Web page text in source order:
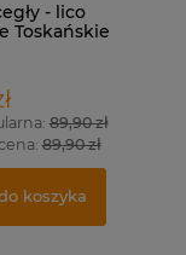
- lico
Toskańskie
89,90 zł
89,90 zł
koszyka